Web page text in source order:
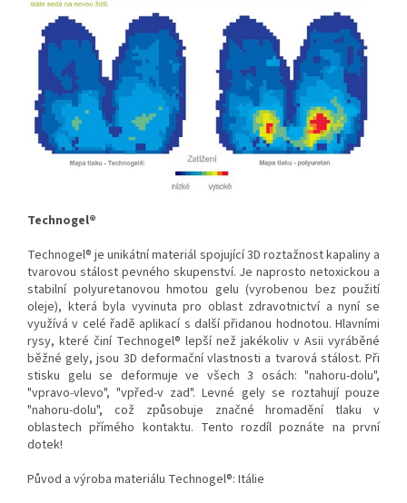
Technogel®
Technogel® je unikátní materiál spojující 3D roztažnost kapaliny a
tvarovou stálost pevného skupenství. Je naprosto netoxickou a
stabilní polyuretanovou hmotou gelu (vyrobenou bez použití
oleje), která byla vyvinuta pro oblast zdravotnictví a nyní se
využívá v celé řadě aplikací s další přidanou hodnotou. Hlavními
rysy, které činí Technogel® lepší než jakékoliv v Asii vyráběné
běžné gely, jsou 3D deformační vlastnosti a tvarová stálost. Při
stisku gelu se deformuje ve všech 3 osách: "nahoru-dolu",
"vpravo-vlevo", "vpřed-v zad". Levné gely se roztahují pouze
"nahoru-dolu", což způsobuje značné hromadění tlaku v
oblastech přímého kontaktu. Tento rozdíl poznáte na první
dotek!
Původ a výroba materiálu Technogel®: Itálie